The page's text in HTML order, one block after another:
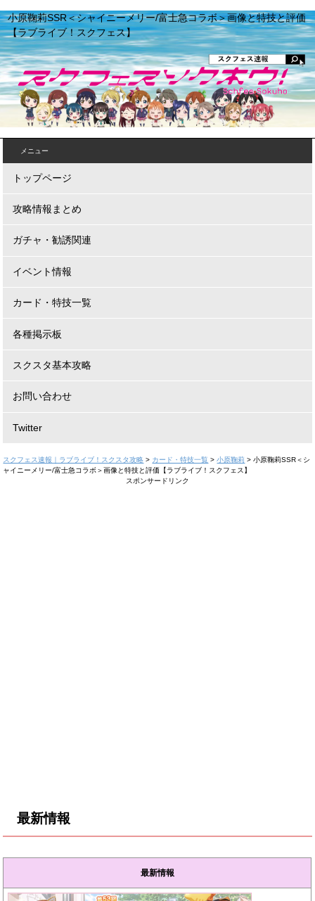
小原鞠莉SSR＜シャイニーメリー/富士急コラボ＞画像と特技と評価
【ラブライブ！スクフェス】
メニュー
トップページ
攻略情報まとめ
ガチャ・勧誘関連
イベント情報
カード・特技一覧
各種掲示板
スクスタ基本攻略
お問い合わせ
Twitter
スクフェス速報｜ラブライブ！スクスタ攻略 > カード・特技一覧 >小原鞠莉 >小原鞠莉SSR＜シ
ャイニーメリー/富士急コラボ＞画像と特技と評価【ラブライブ！スクフェス】
スポンサードリンク
最新情報
最新情報